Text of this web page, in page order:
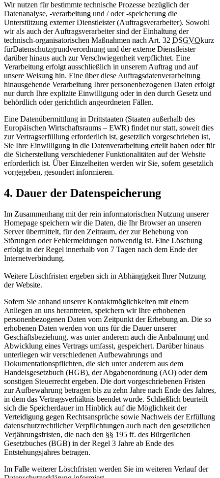
Wir nutzen für bestimmte technische Prozesse bezüglich der
Datenanalyse, -verarbeitung und / oder -speicherung die
Unterstützung externer Dienstleister (Auftragsverarbeiter). Sowohl
wir als auch der Auftragsverarbeiter sind der Einhaltung der
technisch-organisatorischen Maßnahmen nach Art. 32 DSGVOkurz
fürDatenschutzgrundverordnung und der externe Dienstleister
darüber hinaus auch zur Verschwiegenheit verpflichtet. Eine
Verarbeitung erfolgt ausschließlich in unserem Auftrag und auf
unsere Weisung hin. Eine über diese Auftragsdatenverarbeitung
hinausgehende Verarbeitung Ihrer personenbezogenen Daten erfolgt
nur durch Ihre explizite Einwilligung oder in den durch Gesetz und
behördlich oder gerichtlich angeordneten Fällen.
Eine Datenübermittlung in Drittstaaten (Staaten außerhalb des
Europäischen Wirtschaftsraums – EWR) findet nur statt, soweit dies
zur Vertragserfüllung erforderlich ist, gesetzlich vorgeschrieben ist,
Sie Ihre Einwilligung in die Datenverarbeitung erteilt haben oder für
die Sicherstellung verschiedener Funktionalitäten auf der Website
erforderlich ist. Über Einzelheiten werden wir Sie, sofern gesetzlich
vorgegeben, gesondert informieren.
4. Dauer der Datenspeicherung
Im Zusammenhang mit der rein informatorischen Nutzung unserer
Homepage speichern wir die Daten, die Ihr Browser an unseren
Server übermittelt, für den Zeitraum, der zur Behebung von
Störungen oder Fehlermeldungen notwendig ist. Eine Löschung
erfolgt in der Regel innerhalb von 7 Tagen nach dem Ende der
Internetverbindung.
Weitere Löschfristen ergeben sich in Abhängigkeit Ihrer Nutzung
der Website.
Sofern Sie anhand unserer Kontaktmöglichkeiten mit einem
Anliegen an uns herantreten, speichern wir Ihre erhobenen
personenbezogenen Daten vom Zeitpunkt der Erhebung an. Die so
erhobenen Daten werden von uns für die Dauer unserer
Geschäftsbeziehung, was unter anderem auch die Anbahnung und
Abwicklung eines Vertrags umfasst, gespeichert. Darüber hinaus
unterliegen wir verschiedenen Aufbewahrungs und
Dokumentationspflichten, die sich unter anderem aus dem
Handelsgesetzbuch (HGB), der Abgabenordnung (AO) oder dem
sonstigen Steuerrecht ergeben. Die dort vorgeschriebenen Fristen
zur Aufbewahrung betragen bis zu zehn Jahre nach Ende des Jahres,
in dem das Vertragsverhältnis beendet wurde. Schließlich beurteilt
sich die Speicherdauer im Hinblick auf die Möglichkeit der
Verteidigung gegen Rechtsansprüche sowie Nachweis der Erfüllung
datenschutzrechtlicher Verpflichtungen auch nach den gesetzlichen
Verjährungsfristen, die nach den §§ 195 ff. des Bürgerlichen
Gesetzbuches (BGB) in der Regel 3 Jahre ab Ende des
Entstehungsjahres betragen.
Im Falle weiterer Löschfristen werden Sie im weiteren Verlauf der